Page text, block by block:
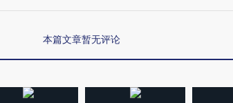
本篇文章暂无评论